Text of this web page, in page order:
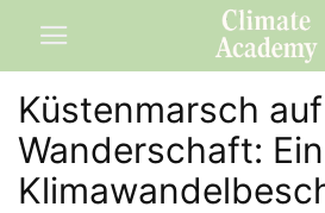
Küstenmarsch auf
Wanderschaft: Ein